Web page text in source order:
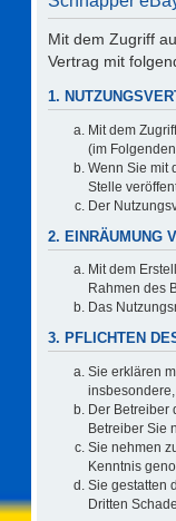
Mit dem Zugriff
Vertrag mit
1.
Mit dem
(im
Wenn Sie mit
Stelle
Der
2. EINRÄUMUNG
Mit dem
Rahmen des
Das
3. PFLICHTEN
Sie erklären
Der Betreiber
Betreiber Sie
Sie nehmen
Kenntnis
Sie gestatten
Dritten